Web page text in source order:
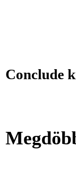
Conclude